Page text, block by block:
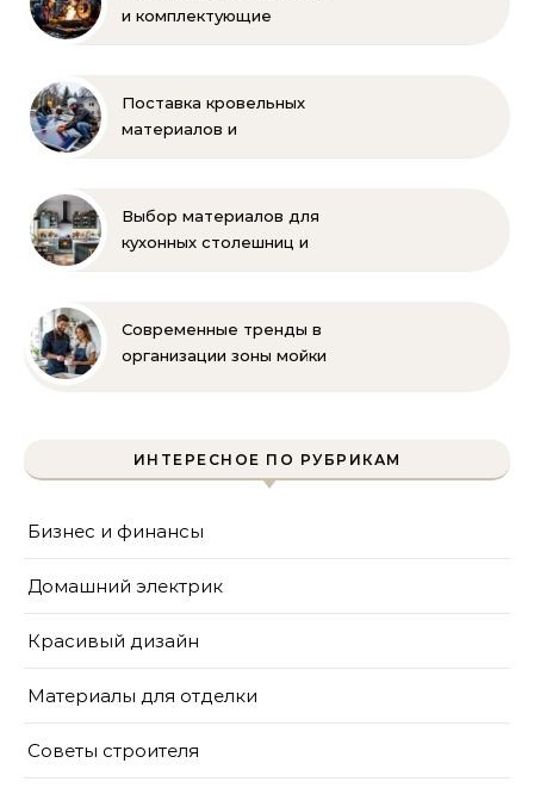
и комплектующие
Поставка кровельных
материалов и
Выбор материалов для
кухонных столешниц и
Современные тренды в
организации зоны мойки
ИНТЕРЕСНОЕ ПО РУБРИКАМ
Бизнес и финансы
Домашний электрик
Красивый дизайн
Материалы для отделки
Советы строителя